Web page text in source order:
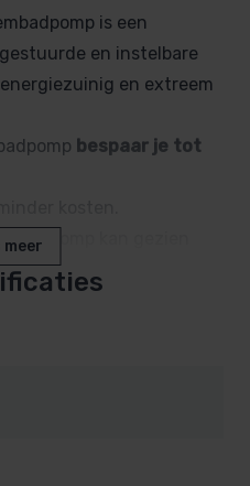
is een
en instelbare
en extreem
bespaar je tot
kan gezien
terugdringen van je
je jouw gehele
pomp, is dat de
meer